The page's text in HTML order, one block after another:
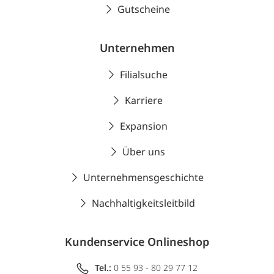
Gutscheine
Unternehmen
Filialsuche
Karriere
Expansion
Über uns
Unternehmensgeschichte
Nachhaltigkeitsleitbild
Kundenservice Onlineshop
Tel.: 0 55 93 - 80 29 77 12